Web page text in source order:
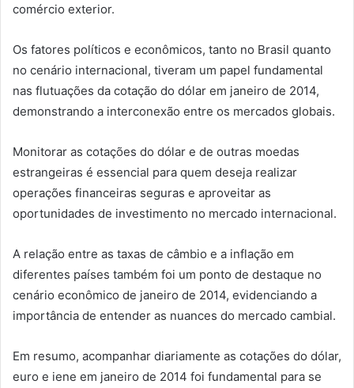
comércio exterior.
Os fatores políticos e econômicos, tanto no Brasil quanto
no cenário internacional, tiveram um papel fundamental
nas flutuações da cotação do dólar em janeiro de 2014,
demonstrando a interconexão entre os mercados globais.
Monitorar as cotações do dólar e de outras moedas
estrangeiras é essencial para quem deseja realizar
operações financeiras seguras e aproveitar as
oportunidades de investimento no mercado internacional.
A relação entre as taxas de câmbio e a inflação em
diferentes países também foi um ponto de destaque no
cenário econômico de janeiro de 2014, evidenciando a
importância de entender as nuances do mercado cambial.
Em resumo, acompanhar diariamente as cotações do dólar,
euro e iene em janeiro de 2014 foi fundamental para se